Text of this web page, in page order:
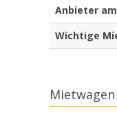
Anbieter
Wichtige